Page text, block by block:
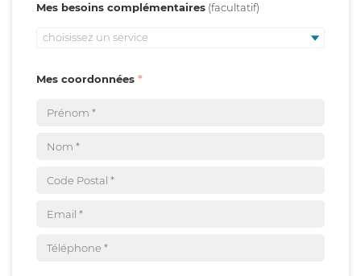
Mes besoins complémentaires
choisissez un service
Mes coordonnées